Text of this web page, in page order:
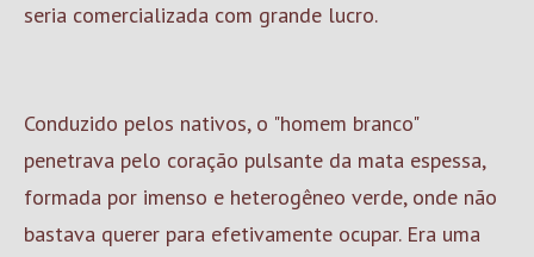
seria comercializada com grande lucro.
Conduzido pelos nativos, o "homem branco"
penetrava pelo coração pulsante da mata espessa,
formada por imenso e heterogêneo verde, onde não
bastava querer para efetivamente ocupar. Era uma